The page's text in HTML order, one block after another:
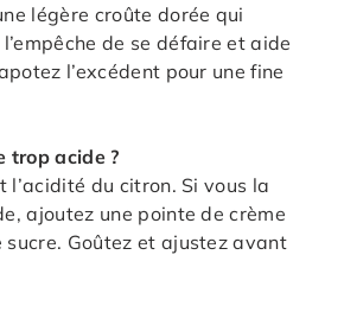
légère croûte dorée qui
de se défaire et aide
l’excédent pour une fine
trop acide ?
l’acidité du citron. Si vous la
ajoutez une pointe de crème
sucre. Goûtez et ajustez avant